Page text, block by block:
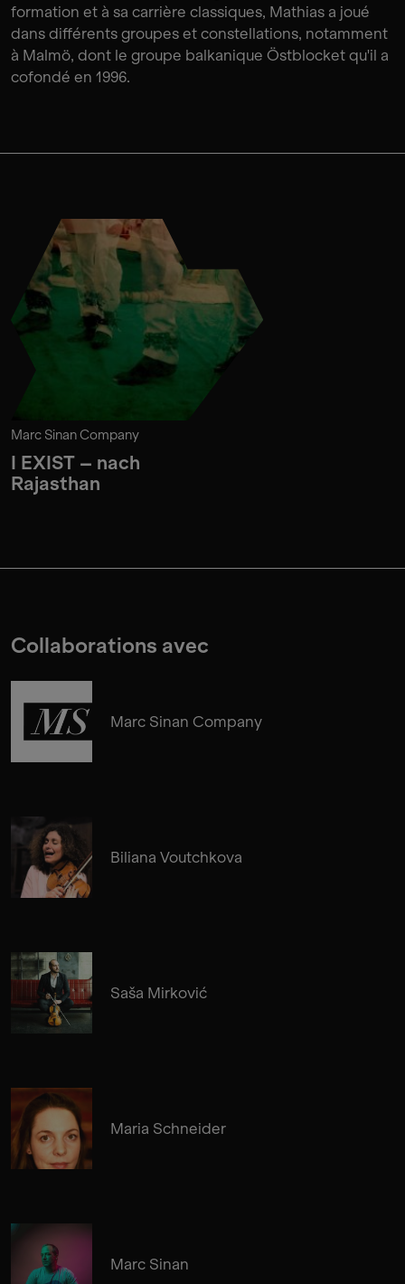
formation et à sa carrière classiques, Mathias a joué
dans différents groupes et constellations, notamment
à Malmö, dont le groupe balkanique Östblocket qu'il a
cofondé en 1996.
Marc Sinan Company
I EXIST – nach
Rajasthan
Collaborations avec
Marc Sinan Company
Biliana Voutchkova
Saša Mirković
Maria Schneider
Marc Sinan